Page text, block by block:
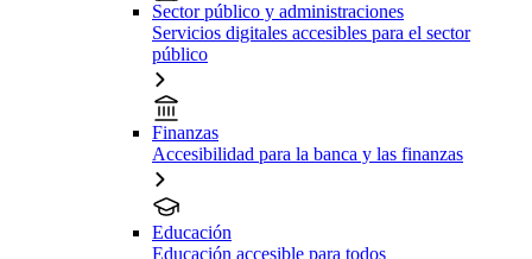
Sector público y administraciones
Servicios digitales accesibles para el sector
público
Finanzas
Accesibilidad para la banca y las finanzas
Educación
Educación accesible para todos